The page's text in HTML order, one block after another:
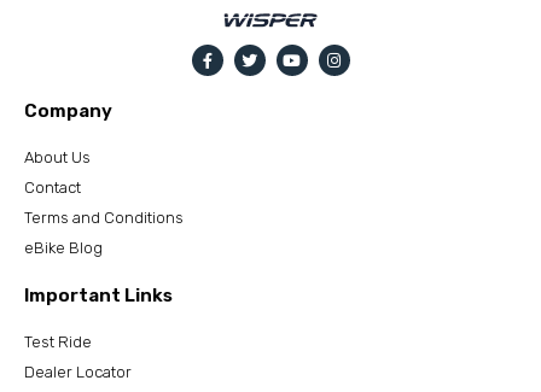
Company
About Us
Contact
Terms and Conditions
eBike Blog
Important Links
Test Ride
Dealer Locator